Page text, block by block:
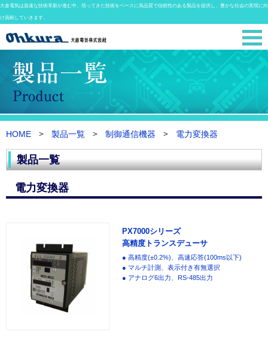
大倉電気は急速な技術革新が進む中、培ってきた技術をベースに高品質で信頼性のある製品を提供し、豊かな社会の実現に向
け貢献していきます。
HOME 製品一覧 制御通信機器 電力変換器
製品一覧
電力変換器
PX7000シリーズ
高精度トランスデューサ
● 高精度(±0.2%)、高速応答(100ms以下)
● マルチ計測、表示付き有無選択
● アナログ6出力、RS-485出力